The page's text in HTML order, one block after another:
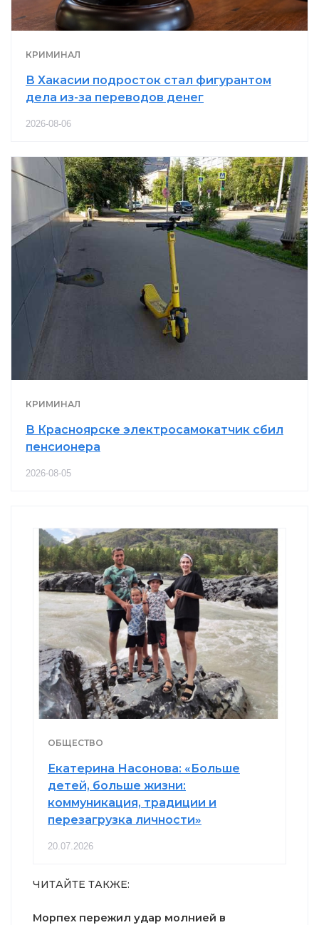
КРИМИНАЛ
В Хакасии подросток стал фигурантом
дела из-за переводов денег
2026-08-06
КРИМИНАЛ
В Красноярске электросамокатчик сбил
пенсионера
2026-08-05
ОБЩЕСТВО
Екатерина Насонова: «Больше
детей, больше жизни:
коммуникация, традиции и
перезагрузка личности»
20.07.2026
ЧИТАЙТЕ ТАКЖЕ:
Морпех пережил удар молнией в